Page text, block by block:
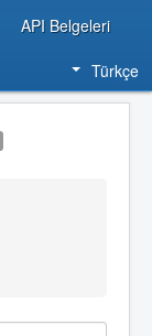
API Belgeleri
Türkçe